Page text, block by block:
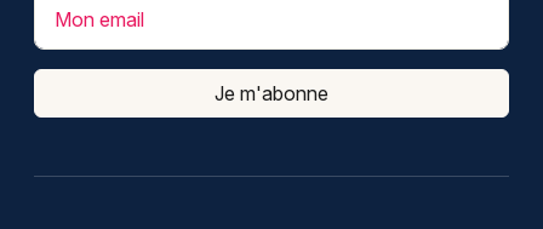
Mon email
Je m'abonne